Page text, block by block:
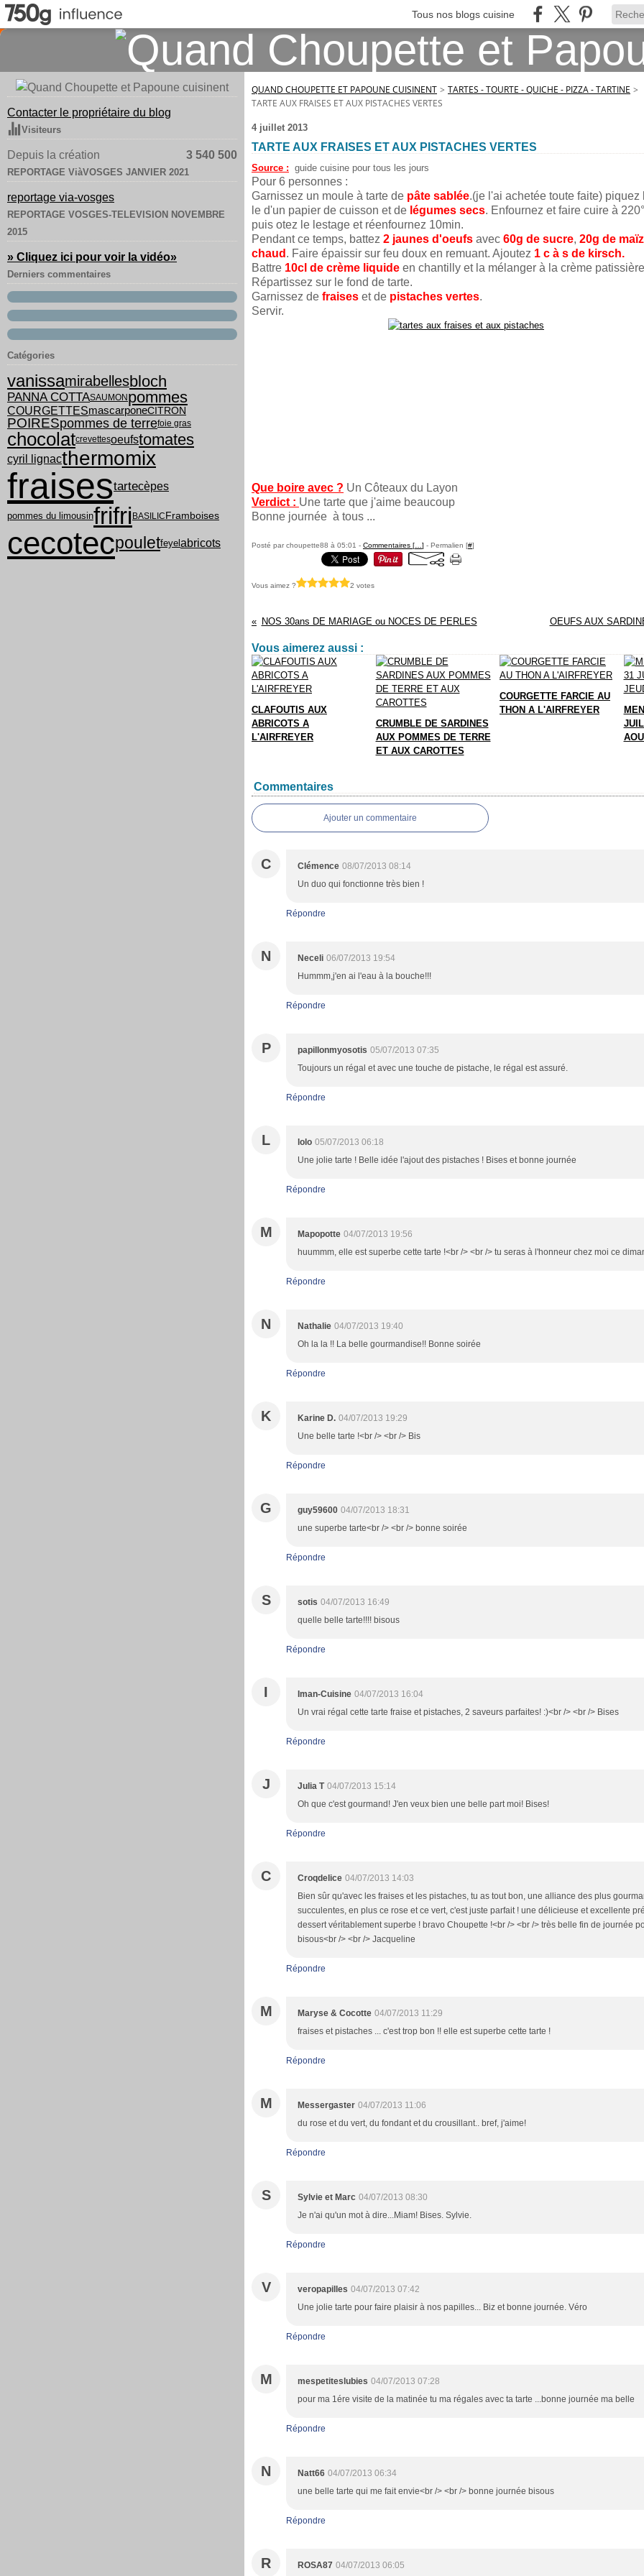
Tous nos blogs cuisine
Contacter le propriétaire du blog
Visiteurs
Depuis la création 3 540 500
REPORTAGE ViàVOSGES JANVIER 2021
reportage via-vosges
REPORTAGE VOSGES-TELEVISION NOVEMBRE
2015
» Cliquez ici pour voir la vidéo»
Derniers commentaires
Catégories
vanissamirabellesbloch
PANNA COTTASAUMONpommes
COURGETTESmascarponeCITRON
POIRESpommes de terrefoie gras
chocolatcrevettesoeufstomates
cyril lignacthermomix
fraisestartecèpes
pommes du limousinfrifri BASILIC Framboises
cecotecpouletfeyelabricots
QUAND CHOUPETTE ET PAPOUNE CUISINENT > TARTES - TOURTE - QUICHE - PIZZA - TARTINE >
TARTE AUX FRAISES ET AUX PISTACHES VERTES
4 juillet 2013
TARTE AUX FRAISES ET AUX PISTACHES VERTES
Source : guide cuisine pour tous les jours
Pour 6 personnes :
Garnissez un moule à tarte de pâte sablée.(je l'ai achetée toute faite) piquez
le d'un papier de cuisson et de légumes secs. Enfournez et faire cuire à
puis otez le lestage et réenfournez 10min.
Pendant ce temps, battez 2 jaunes d'oeufs avec 60g de sucre, 20g de
chaud . Faire épaissir sur feu doux en remuant. Ajoutez 1 c à s de kirsch.
Battre 10cl de crème liquide en chantilly et la mélanger à la crème
Répartissez sur le fond de tarte.
Garnissez de fraises et de pistaches vertes.
Servir.
Que boire avec ? Un Côteaux du Layon
Verdict : Une tarte que j'aime beaucoup
Bonne journée à tous ...
Posté par choupette88 à 05:01 - Commentaires [ ] - Permalien [#]
Vous aimez ? 2 votes
NOS 30ans DE MARIAGE ou NOCES DE PERLES OEUFS AUX
Vous aimerez aussi :
CLAFOUTIS AUX
ABRICOTS A
L'AIRFREYER
CRUMBLE DE SARDINES
AUX POMMES DE TERRE
ET AUX CAROTTES
COURGETTE FARCIE AU
THON A L'AIRFREYER
Commentaires
Ajouter un commentaire
C Clémence 08/07/2013 08:14
Un duo qui fonctionne très bien !
Répondre
N Neceli 06/07/2013 19:54
Hummm,j'en ai l'eau à la bouche!!!
Répondre
P papillonmyosotis 05/07/2013 07:35
Toujours un régal et avec une touche de pistache, le régal est assuré.
Répondre
L lolo 05/07/2013 06:18
Une jolie tarte ! Belle idée l'ajout des pistaches ! Bises et bonne journée
Répondre
M Mapopotte 04/07/2013 19:56
huummm, elle est superbe cette tarte !<br /> <br /> tu seras à l'honneur chez moi ce
Répondre
N Nathalie 04/07/2013 19:40
Oh la la !! La belle gourmandise!! Bonne soirée
Répondre
K Karine D. 04/07/2013 19:29
Une belle tarte !<br /> <br /> Bis
Répondre
G guy59600 04/07/2013 18:31
une superbe tarte<br /> <br /> bonne soirée
Répondre
S sotis 04/07/2013 16:49
quelle belle tarte!!!! bisous
Répondre
I Iman-Cuisine 04/07/2013 16:04
Un vrai régal cette tarte fraise et pistaches, 2 saveurs parfaites! :)<br /> <br /> Bises
Répondre
J Julia T 04/07/2013 15:14
Oh que c'est gourmand! J'en veux bien une belle part moi! Bises!
Répondre
C Croqdelice 04/07/2013 14:03
Bien sûr qu'avec les fraises et les pistaches, tu as tout bon, une alliance des plus
succulentes, en plus ce rose et ce vert, c'est juste parfait ! une délicieuse et excellente
dessert véritablement superbe ! bravo Choupette !<br /> <br /> très belle fin de journée
bisous<br /> <br /> Jacqueline
Répondre
M Maryse & Cocotte 04/07/2013 11:29
fraises et pistaches ... c'est trop bon !! elle est superbe cette tarte !
Répondre
M Messergaster 04/07/2013 11:06
du rose et du vert, du fondant et du crousillant.. bref, j'aime!
Répondre
S Sylvie et Marc 04/07/2013 08:30
Je n'ai qu'un mot à dire...Miam! Bises. Sylvie.
Répondre
V veropapilles 04/07/2013 07:42
Une jolie tarte pour faire plaisir à nos papilles... Biz et bonne journée. Véro
Répondre
M mespetiteslubies 04/07/2013 07:28
pour ma 1ére visite de la matinée tu ma régales avec ta tarte ...bonne journée ma belle
Répondre
N Natt66 04/07/2013 06:34
une belle tarte qui me fait envie<br /> <br /> bonne journée bisous
Répondre
R ROSA87 04/07/2013 06:05